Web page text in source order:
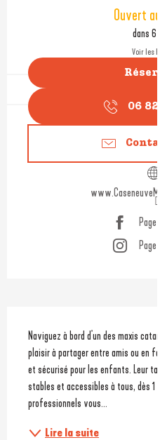
Ouvert
dans 6
Voir les
06 82
Page
Page
Description
Naviguez à bord d'un des maxis
plaisir à partager entre amis ou en
et sécurisé pour les enfants. Leur
stables et accessibles à tous, dès 1 an.
professionnels vous...
Lire la suite